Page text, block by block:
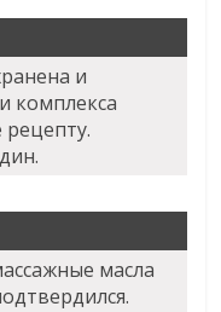
и
комплекса
масла